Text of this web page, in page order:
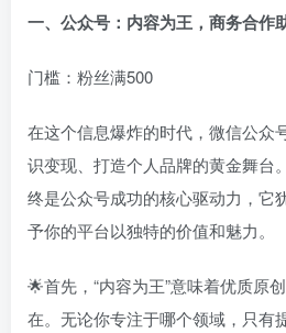
一、公众号：内容为王，商务合作
门槛：粉丝满500
在这个信息爆炸的时代，微信公众
识变现、打造个人品牌的黄金舞台
终是公众号成功的核心驱动力，它
予你的平台以独特的价值和魅力。
🌟首先，“内容为王”意味着优质原
在。无论你专注于哪个领域，只有